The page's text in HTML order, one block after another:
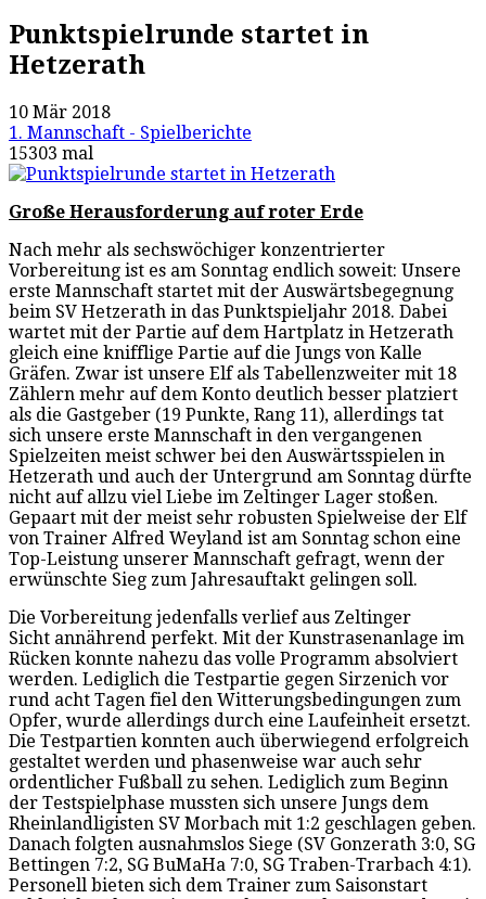
Punktspielrunde startet in
Hetzerath
10 Mär 2018
1. Mannschaft - Spielberichte
15303 mal
Große Herausforderung auf roter Erde
Nach mehr als sechswöchiger konzentrierter
Vorbereitung ist es am Sonntag endlich soweit: Unsere
erste Mannschaft startet mit der Auswärtsbegegnung
beim SV Hetzerath in das Punktspieljahr 2018. Dabei
wartet mit der Partie auf dem Hartplatz in Hetzerath
gleich eine knifflige Partie auf die Jungs von Kalle
Gräfen. Zwar ist unsere Elf als Tabellenzweiter mit 18
Zählern mehr auf dem Konto deutlich besser platziert
als die Gastgeber (19 Punkte, Rang 11), allerdings tat
sich unsere erste Mannschaft in den vergangenen
Spielzeiten meist schwer bei den Auswärtsspielen in
Hetzerath und auch der Untergrund am Sonntag dürfte
nicht auf allzu viel Liebe im Zeltinger Lager stoßen.
Gepaart mit der meist sehr robusten Spielweise der Elf
von Trainer Alfred Weyland ist am Sonntag schon eine
Top-Leistung unserer Mannschaft gefragt, wenn der
erwünschte Sieg zum Jahresauftakt gelingen soll.
Die Vorbereitung jedenfalls verlief aus Zeltinger
Sicht annährend perfekt. Mit der Kunstrasenanlage im
Rücken konnte nahezu das volle Programm absolviert
werden. Lediglich die Testpartie gegen Sirzenich vor
rund acht Tagen fiel den Witterungsbedingungen zum
Opfer, wurde allerdings durch eine Laufeinheit ersetzt.
Die Testpartien konnten auch überwiegend erfolgreich
gestaltet werden und phasenweise war auch sehr
ordentlicher Fußball zu sehen. Lediglich zum Beginn
der Testspielphase mussten sich unsere Jungs dem
Rheinlandligisten SV Morbach mit 1:2 geschlagen geben.
Danach folgten ausnahmslos Siege (SV Gonzerath 3:0, SG
Bettingen 7:2, SG BuMaHa 7:0, SG Traben-Trarbach 4:1).
Personell bieten sich dem Trainer zum Saisonstart